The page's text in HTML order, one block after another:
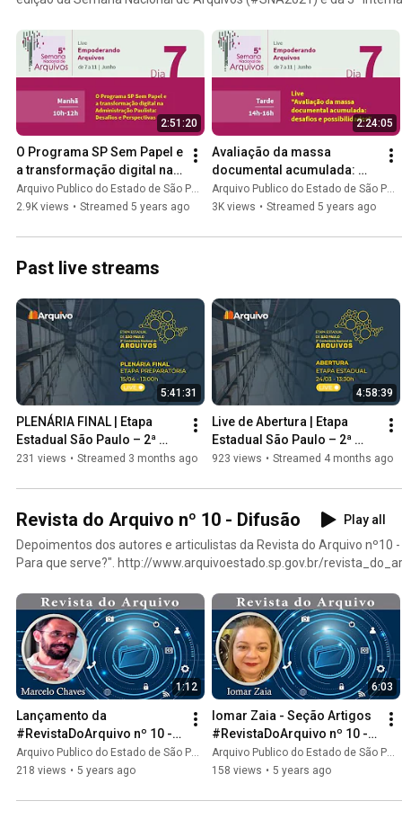
de junho, data de criação do Conselho Internacional de Arquivos
1948.
2:51:20
O Programa SP Sem Papel e
a transformação digital na
Administração Paulista:
Desafios e Perspectivas
Arquivo Publico do Estado de São Paulo
2.9K views • Streamed 5 years ago
2:24:05
Avaliação da massa
documental acumulada:
desafios e possibilidades
Arquivo Publico do Estado de São Paulo
3K views • Streamed 5 years ago
Past live streams
5:41:31
PLENÁRIA FINAL | Etapa
Estadual São Paulo – 2ª
Conferência Nacional de
231 views • Streamed 3 months ago
4:58:39
Live de Abertura | Etapa
Estadual São Paulo – 2ª
Conferência Nacional de
923 views • Streamed 4 months ago
Revista do Arquivo nº 10 - Difusão
Play all
Depoimentos dos autores e articulistas da Revista do Arquivo nº10 -
Para que serve?". http://www.arquivoestado.sp.gov.br/
1:12
Lançamento da
#RevistaDoArquivo nº 10 -
"DIFUSÃO EM ARQUIVOS:
Para que serve?"
Arquivo Publico do Estado de São Paulo
218 views • 5 years ago
6:03
Iomar Zaia - Seção Artigos
#RevistaDoArquivo nº 10 -
APESP
Arquivo Publico do Estado de São Paulo
158 views • 5 years ago